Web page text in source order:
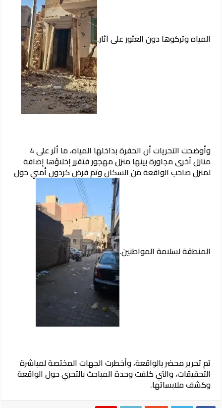
المياه وتركوها دون العثور على آثار.
وأوضحت التحريات أن الحفرة بداخلها المياه، ما أثر على 4
منازل آخرى مجاورة بينها منزل مهجور فتقرر إخلاؤها إضافة
لمنزل صاحب الواقعة من السكان وتم فرض كردون أمني حول
المنطقة لسلامة المواطنين.
تم تحرير محضر بالواقعة، وأخطرت الجهات المختصة لمباشرة
التحقيقات، والتي كلفت وحدة المباحث بالتحري حول الواقعة
وكشف ملابساتها.